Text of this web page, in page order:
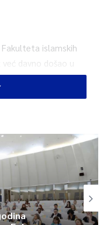
islamskih
već davno došao u
Naime,
povijesti, kulturi,
jer imamo
pjesmu o
put na hadž opisati
i u našu muziku jer
obavljanja hadža čuju